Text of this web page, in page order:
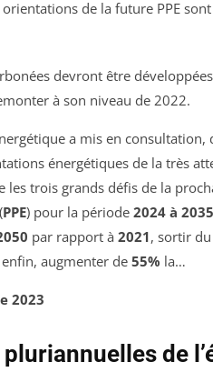
devront être
à son niveau de 2022.
a mis en consultation,
énergétiques de la très
les trois grands défis de la
(PPE) pour la période 2024 à 2035
par rapport à 2021, sortir
enfin, augmenter de 55% la…
2023
de